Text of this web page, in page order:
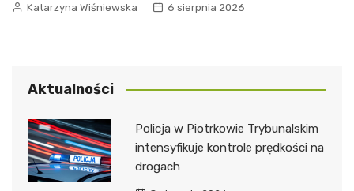
Katarzyna Wiśniewska 6 sierpnia 2026
Aktualności
Policja w Piotrkowie Trybunalskim
intensyfikuje kontrole prędkości na
drogach